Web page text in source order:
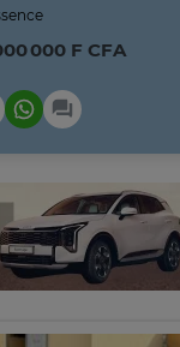
000 F CFA